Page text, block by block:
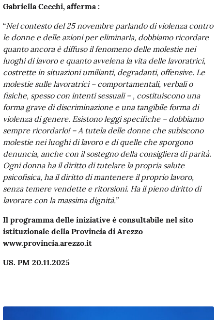
Gabriella Cecchi, afferma :
“Nel contesto del 25 novembre parlando di violenza contro
le donne e delle azioni per eliminarla, dobbiamo ricordare
quanto ancora è diffuso il fenomeno delle molestie nei
luoghi di lavoro e quanto avvelena la vita delle lavoratrici,
costrette in situazioni umilianti, degradanti, offensive. Le
molestie sulle lavoratrici – comportamentali, verbali o
fisiche, spesso con intenti sessuali – , costituiscono una
forma grave di discriminazione e una tangibile forma di
violenza di genere. Esistono leggi specifiche – dobbiamo
sempre ricordarlo! – A tutela delle donne che subiscono
molestie nei luoghi di lavoro e di quelle che sporgono
denuncia, anche con il sostegno della consigliera di parità.
Ogni donna ha il diritto di tutelare la propria salute
psicofisica, ha il diritto di mantenere il proprio lavoro,
senza temere vendette e ritorsioni. Ha il pieno diritto di
lavorare con la massima dignità.”
Il programma delle iniziative è consultabile nel sito
istituzionale della Provincia di Arezzo
www.provincia.arezzo.it
US. PM 20.11.2025